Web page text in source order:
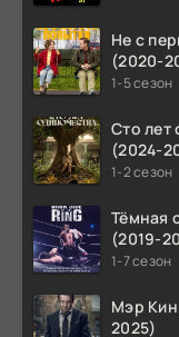
Не с
(2020-
1-5 сезон
Сто лет
(2024-
1-2 сезон
Тёмная
(2019-
1-7 сезон
Мэр
2025)